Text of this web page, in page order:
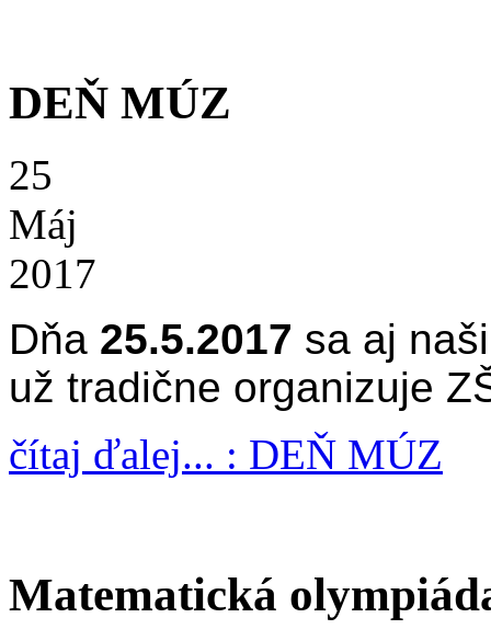
DEŇ MÚZ
25
Máj
2017
Dňa 25.5.2017 sa aj
už tradične organizuje
čítaj ďalej... : DEŇ MÚZ
Matematická